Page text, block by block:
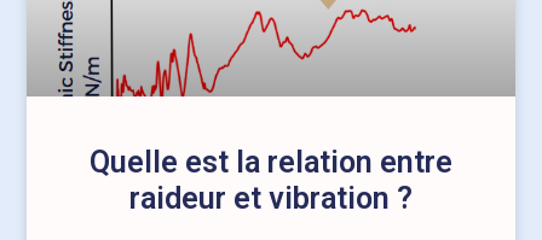
Quelle est la relation entre
raideur et vibration ?